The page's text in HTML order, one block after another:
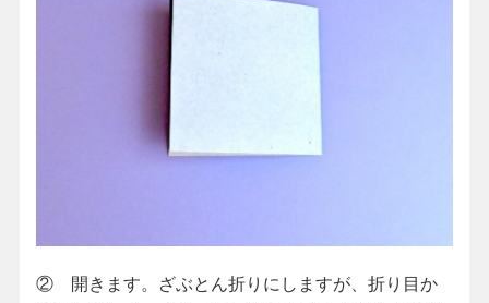
② 開きます。ざぶとん折りにしますが、折り目か